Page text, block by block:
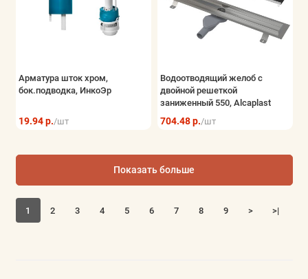
Арматура шток хром,
бок.подводка, ИнкоЭр
19.94 р./шт
Водоотводящий желоб с
двойной решеткой
заниженный 550, Alcaplast
704.48 р./шт
1 2 3 4 5 6 7 8 9 > >|
Показать больше